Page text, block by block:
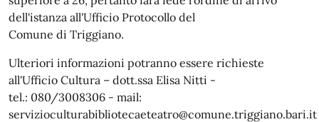
dell'istanza all'Ufficio Protocollo del
Comune di Triggiano.
Ulteriori informazioni potranno essere richieste
all'Ufficio Cultura – dott.ssa Elisa Nitti -
tel.: 080/3008306 - mail:
servizioculturabibliotecaeteatro@comune.triggiano.bari.it